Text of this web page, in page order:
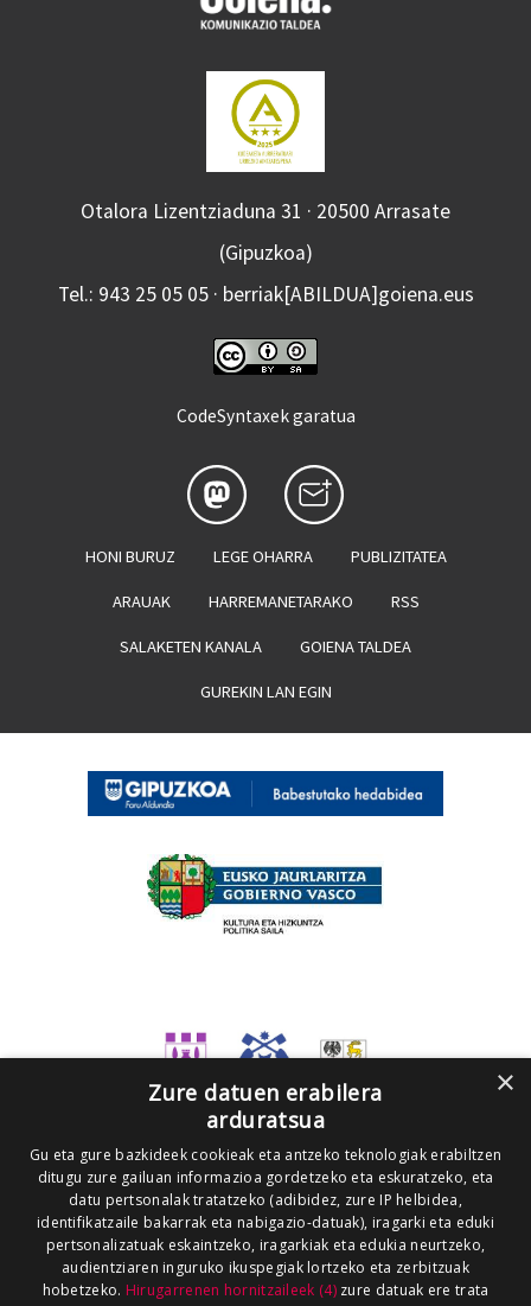
Otalora Lizentziaduna 31 · 20500 Arrasate
(Gipuzkoa)
Tel.: 943 25 05 05 · berriak[ABILDUA]goiena.eus
CodeSyntaxek garatua
HONI BURUZ LEGE OHARRA PUBLIZITATEA
ARAUAK HARREMANETARAKO RSS
SALAKETEN KANALA GOIENA TALDEA
GUREKIN LAN EGIN
×
Zure datuen erabilera
arduratsua
Gu eta gure bazkideek cookieak eta antzeko teknologiak erabiltzen
ditugu zure gailuan informazioa gordetzeko eta eskuratzeko, eta
datu pertsonalak tratatzeko (adibidez, zure IP helbidea,
identifikatzaile bakarrak eta nabigazio-datuak), iragarki eta eduki
pertsonalizatuak eskaintzeko, iragarkiak eta edukia neurtzeko,
audientziaren inguruko ikuspegiak lortzeko eta zerbitzuak
hobetzeko. Hirugarrenen hornitzaileek (4)zure datuak ere trata